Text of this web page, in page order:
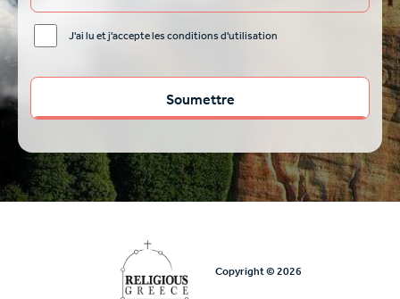
J'ai lu et j'accepte les conditions d'utilisation
Copyright © 2026